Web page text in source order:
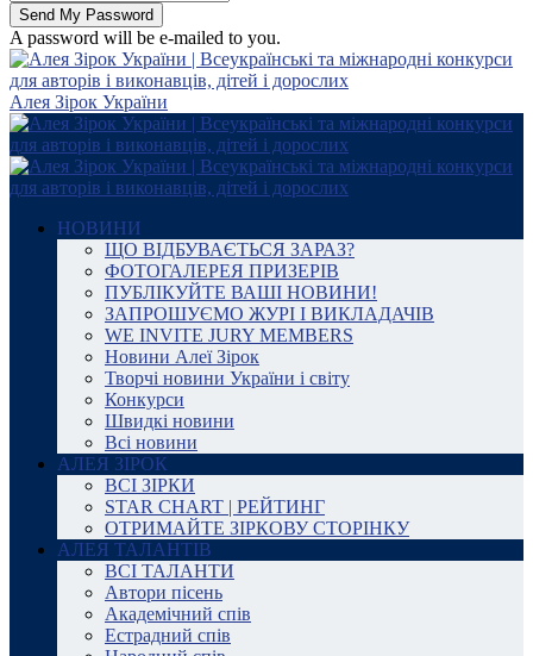
A password will be e-mailed to you.
Алея Зірок України
НОВИНИ
ЩО ВІДБУВАЄТЬСЯ ЗАРАЗ?
ФОТОГАЛЕРЕЯ ПРИЗЕРІВ
ПУБЛІКУЙТЕ ВАШІ НОВИНИ!
ЗАПРОШУЄМО ЖУРІ І ВИКЛАДАЧІВ
WE INVITE JURY MEMBERS
Новини Алеї Зірок
Творчі новини України і світу
Конкурси
Швидкі новини
Всі новини
АЛЕЯ ЗІРОК
ВСІ ЗІРКИ
STAR CHART | РЕЙТИНГ
ОТРИМАЙТЕ ЗІРКОВУ СТОРІНКУ
АЛЕЯ ТАЛАНТІВ
ВСІ ТАЛАНТИ
Автори пісень
Академічний спів
Естрадний спів